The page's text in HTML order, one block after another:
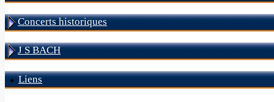
Concerts historiques
J S BACH
Liens